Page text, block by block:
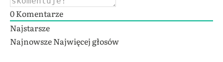
0Komentarze
Najstarsze
NajnowszeNajwięcej głosów